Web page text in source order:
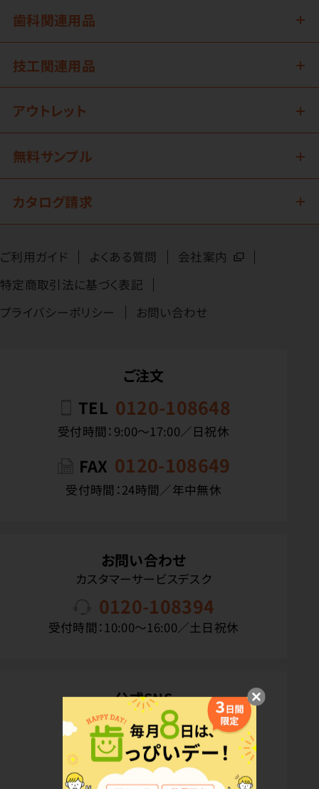
歯科関連用品
技工関連用品
アウトレット
無料サンプル
カタログ請求
ご利用ガイド よくある質問
会社案内
特定商取引法に基づく表記
プライバシーポリシー
お問い合わせ
ご注文
TEL 0120-108648
受付時間：9:00〜17:00／日祝休
FAX 0120-108649
受付時間：24時間／年中無休
お問い合わせ
カスタマーサービスデスク
0120-108394
受付時間：10:00〜16:00／土日祝休
公式SNS